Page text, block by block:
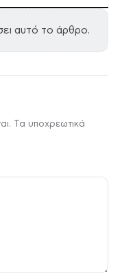
αυτό το άρθρο.
Τα υποχρεωτικά